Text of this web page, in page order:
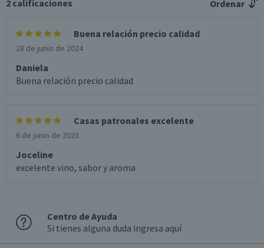
Individual
País de Origen
Sabor
De estructura, taninos suaves, fresco con notas a ciruelas
negras, tabaco
Frutas negras frescas, cerezas, pimienta negra y
chocolate
Graduación Alcohólica
13.5°
Garantía Mínima Legal
Válida hasta su fecha de caducidad
2 calificaciones Ordenar
Buena relación precio calidad
28 de junio de 2024
Daniela
Buena relación precio calidad
Casas patronales excelente
6 de junio de 2023
Joceline
excelente vino, sabor y aroma
Centro de Ayuda
Si tienes alguna duda ingresa aquí